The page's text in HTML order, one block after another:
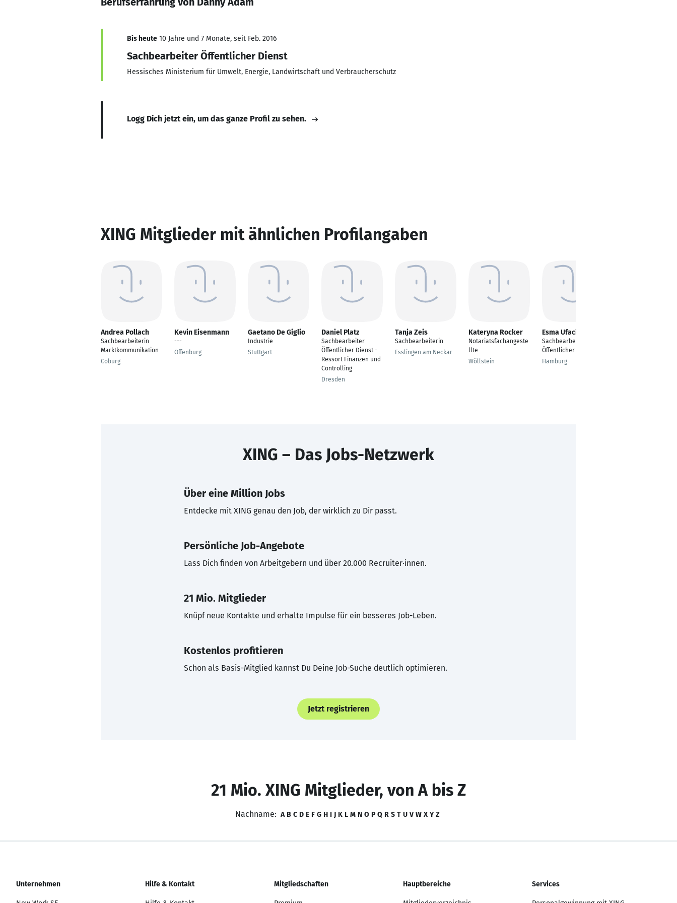
Bis heute 10 Jahre und 7 Monate, seit Feb. 2016
Sachbearbeiter Öffentlicher Dienst
Hessisches Ministerium für Umwelt, Energie, Landwirtschaft und Verbraucherschutz
Logg Dich jetzt ein, um das ganze Profil zu sehen.
XING Mitglieder mit ähnlichen Profilangaben
Andrea Pollach
Sachbearbeiterin
Marktkommunikation
Coburg
Kevin Eisenmann
---
Offenburg
Gaetano De Giglio
Industrie
Stuttgart
Daniel Platz
Sachbearbeiter
Öffentlicher Dienst -
Ressort Finanzen und
Controlling
Dresden
Tanja Zeis
Sachbearbeiterin
Esslingen am Neckar
Kateryna Rocker
Notariatsfachangeste
llte
Wöllstein
Esma Ufacikligil
Sachbearbeiter
Öffentlicher Dienst
Hamburg
XING – Das Jobs-Netzwerk
Über eine Million Jobs
Entdecke mit XING genau den Job, der wirklich zu Dir passt.
Persönliche Job-Angebote
Lass Dich finden von Arbeitgebern und über 20.000 Recruiter·innen.
21 Mio. Mitglieder
Knüpf neue Kontakte und erhalte Impulse für ein besseres Job-Leben.
Kostenlos profitieren
Schon als Basis-Mitglied kannst Du Deine Job-Suche deutlich optimieren.
Jetzt registrieren
21 Mio. XING Mitglieder, von A bis Z
Nachname: A B C D E F G H I J K L M N O P Q R S T U V W X Y Z
Unternehmen Hilfe & Kontakt Mitgliedschaften Hauptbereiche Services